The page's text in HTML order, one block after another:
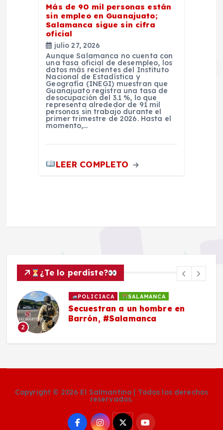
Más de 90 mil personas están
sin empleo en Guanajuato;
Salamanca sigue sin cifra
oficial
julio 27, 2026
Aunque Salamanca no cuenta con
una tasa oficial de desempleo, los
datos más recientes del Instituto
Nacional de Estadística y
Geografía (INEGI) muestran que
Guanajuato registra una tasa de
desocupación del 3.1 %, lo que
representa alrededor de 91 mil
personas sin trabajo durante el
primer trimestre de 2026. Hasta el
momento,…
LEER COMPLETO
¿Te lo perdiste?
2
POLICIACA SALAMANCA
Secuestran a un hombre en
Barrón, #Salamanca
Copyright © 2026 El Salmantino | Todos los derechos
reservados.